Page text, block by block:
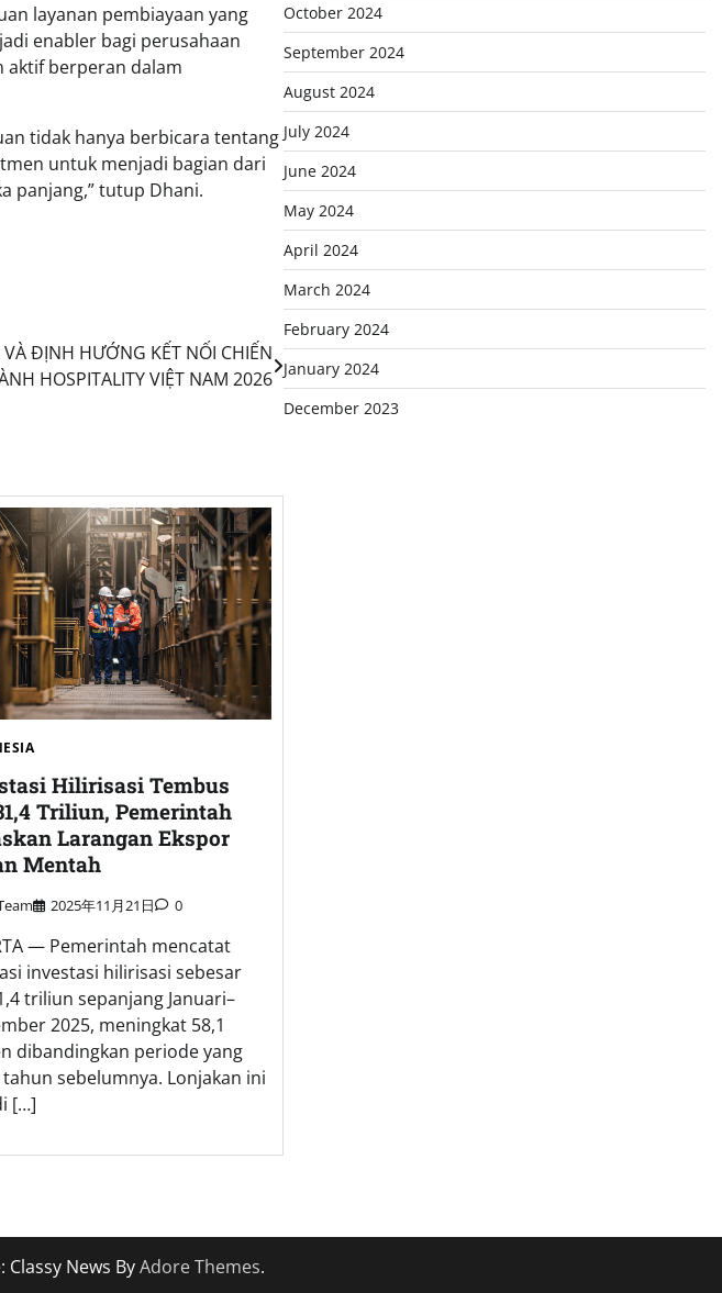
layanan pembiayaan yang
enabler bagi perusahaan
aktif berperan dalam
tidak hanya berbicara tentang
untuk menjadi bagian dari
panjang,” tutup Dhani.
VÀ ĐỊNH HƯỚNG KẾT NỐI CHIẾN
HOSPITALITY VIỆT NAM 2026
Hilirisasi Tembus
Triliun, Pemerintah
Larangan Ekspor
Mentah
2025年11月21日 0
— Pemerintah mencatat
investasi hilirisasi sebesar
triliun sepanjang Januari–
2025, meningkat 58,1
dibandingkan periode yang
sebelumnya. Lonjakan ini
[…]
October 2024
September 2024
August 2024
July 2024
June 2024
May 2024
April 2024
March 2024
February 2024
January 2024
December 2023
Classy News ByAdore Themes.